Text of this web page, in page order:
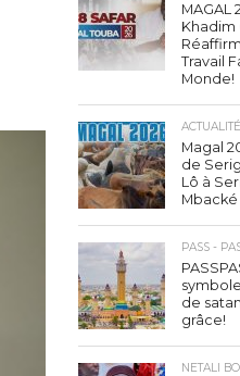
MAGAL
Khadim
Travail
Monde!
Magal
de
Lô à
Mbacké
PASS -
de
grâce!
NETALI